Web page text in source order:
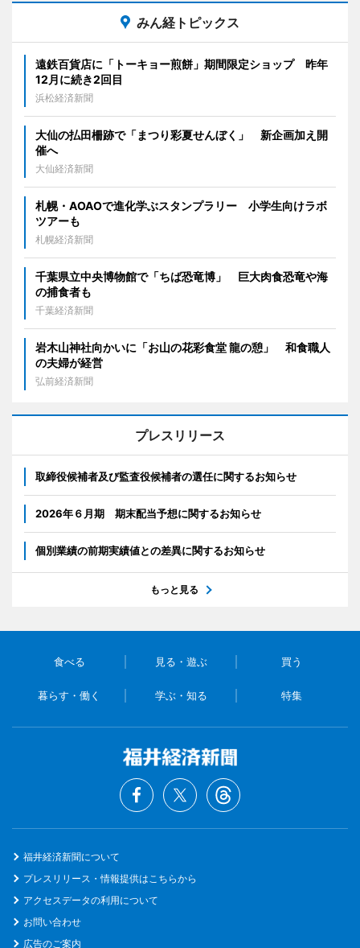
みん経トピックス
遠鉄百貨店に「トーキョー煎餅」期間限定ショップ 昨年
12月に続き2回目
浜松経済新聞
大仙の払田柵跡で「まつり彩夏せんぼく」 新企画加え開
催へ
大仙経済新聞
札幌・AOAOで進化学ぶスタンプラリー 小学生向けラボ
ツアーも
札幌経済新聞
千葉県立中央博物館で「ちば恐竜博」 巨大肉食恐竜や海
の捕食者も
千葉経済新聞
岩木山神社向かいに「お山の花彩食堂 龍の憩」 和食職人
の夫婦が経営
弘前経済新聞
プレスリリース
取締役候補者及び監査役候補者の選任に関するお知らせ
2026年６月期 期末配当予想に関するお知らせ
個別業績の前期実績値との差異に関するお知らせ
もっと見る
食べる 見る・遊ぶ 買う
暮らす・働く 学ぶ・知る 特集
福井経済新聞について
プレスリリース・情報提供はこちらから
アクセスデータの利用について
お問い合わせ
広告のご案内